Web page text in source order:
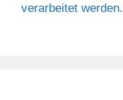
verarbeitet werden.